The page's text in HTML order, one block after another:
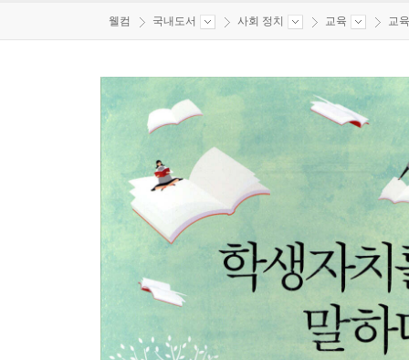
웰컴 국내도서 사회 정치 교육 교